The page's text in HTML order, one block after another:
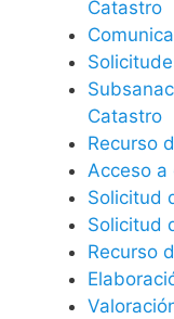
Catastro
Catastro
Recurso
Acceso a
Solicitud
Solicitud
Recurso